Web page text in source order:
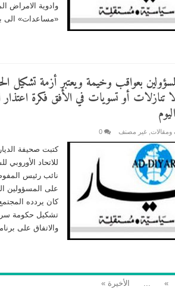
وادوية الامراض
«مساعدات» الى
بعواقب وخيمة ويعتبر أزمة تشكيل
تنازلات أو تسويات في الأفق فكرة
,غير مصنف 0
كتبت صحيفة
للاتحاد الأوروبي
نائب رئيس
على المسؤولين
كان يردده
تشكيل حكومة
والاتفاق على
»
... الأخيرة »